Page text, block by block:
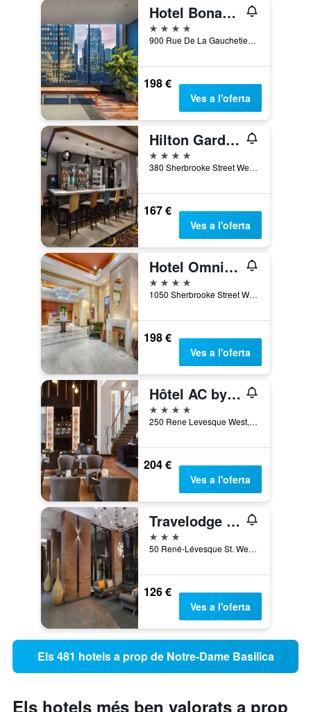
Hotel Bonaventure Montreal
4 estrelles
900 Rue De La Gauchetiere West, Mont-real, QC, Canadà
198 €
Ves a l'oferta
Hilton Garden Inn Montreal Centre-Ville
4 estrelles
380 Sherbrooke Street West, Mont-real, QC, Canadà
167 €
Ves a l'oferta
Hotel Omni Mont-Royal
4 estrelles
1050 Sherbrooke Street West, Mont-real, QC, Canadà
198 €
Ves a l'oferta
Hôtel AC by Marriott Montréal Centre-ville
4 estrelles
250 Rene Levesque West, Mont-real, QC, Canadà
204 €
Ves a l'oferta
Travelodge Hotel by Wyndham Montreal Centre
3 estrelles
50 René-Lévesque St. West, Mont-real, QC, Canadà
126 €
Ves a l'oferta
Els 481 hotels a prop de Notre-Dame Basilica
Els hotels més ben valorats a prop